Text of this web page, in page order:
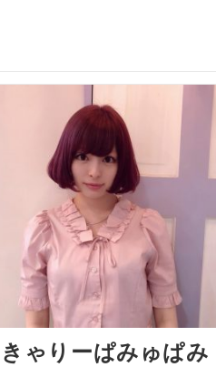
きゃりーぱみゅぱみ